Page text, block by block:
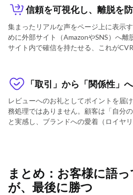
信頼を可視化し、離脱を
集まったリアルな声をページ上に表示
めに外部サイト（AmazonやSNS）へ離
サイト内で確信を持たせる、これが
「取引」から「関係性」
レビューへのお礼としてポイントを届
務処理ではありません。顧客は「自分
と実感し、ブランドへの愛着（ロイヤ
まとめ：お客様に語
が、最後に勝つ